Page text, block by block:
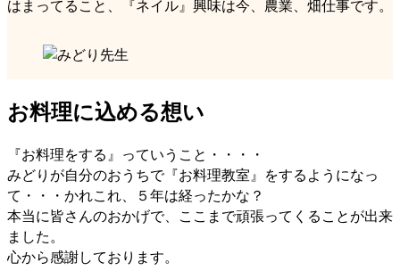
はまってること、『ネイル』興味は今、農業、畑仕事です。
お料理に込める想い
『お料理をする』っていうこと・・・・
みどりが自分のおうちで『お料理教室』をするようになっ
て・・・かれこれ、５年は経ったかな？
本当に皆さんのおかげで、ここまで頑張ってくることが出来
ました。
心から感謝しております。